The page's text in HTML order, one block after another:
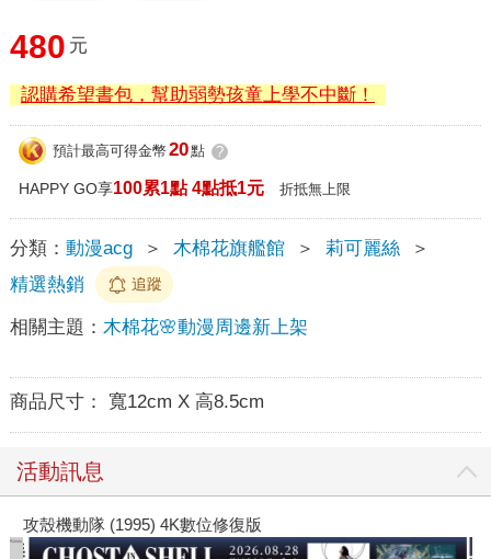
480 元
認購希望書包，幫助弱勢孩童上學不中斷！
預計最高可得金幣 20點 ?
HAPPY GO享100累1點 4點抵1元 折抵無上限
分類： 動漫acg ＞ 木棉花旗艦館 ＞ 莉可麗絲
＞
精選熱銷
追蹤
相關主題： 木棉花🌸動漫周邊新上架
商品尺寸： 寬12cm X 高8.5cm
活動訊息
攻殼機動隊 (1995) 4K數位修復版